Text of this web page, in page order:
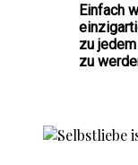
Einfach
zu
zu